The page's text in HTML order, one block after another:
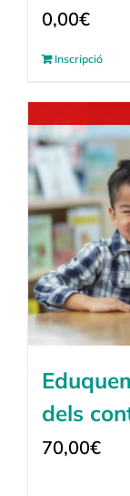
0,00€
Inscripció
dels
70,00€